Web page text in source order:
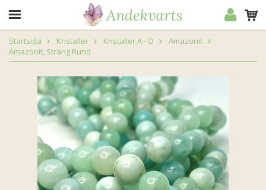
Startsida Kristaller Kristaller A - Ö
Amazonit
Amazonit, Sträng Rund